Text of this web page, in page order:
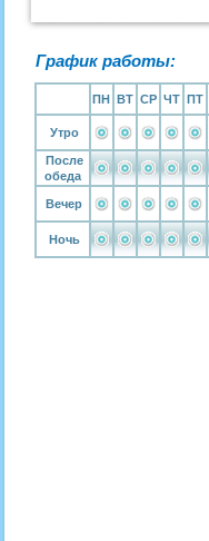
График работы:
ПН ВТ СР ЧТ ПТ
Утро
После
обеда
Вечер
Ночь